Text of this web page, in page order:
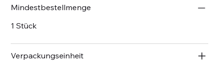
Mindestbestellmenge
1 Stück
Verpackungseinheit